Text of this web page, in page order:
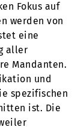
Fokus auf
werden von
eine
aller
Mandanten.
und
spezifischen
ist. Die